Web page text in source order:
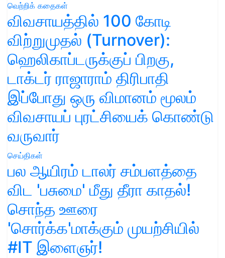
வெற்றிக் கதைகள்
விவசாயத்தில் 100 கோடி
விற்றுமுதல் (Turnover):
ஹெலிகாப்டருக்குப் பிறகு,
டாக்டர் ராஜாராம் திரிபாதி
இப்போது ஒரு விமானம் மூலம்
விவசாயப் புரட்சியைக் கொண்டு
வருவார்
செய்திகள்
பல ஆயிரம் டாலர் சம்பளத்தை
விட 'பசுமை' மீது தீரா காதல்!
சொந்த ஊரை
'சொர்க்க'மாக்கும் முயற்சியில்
#IT இளைஞர்!